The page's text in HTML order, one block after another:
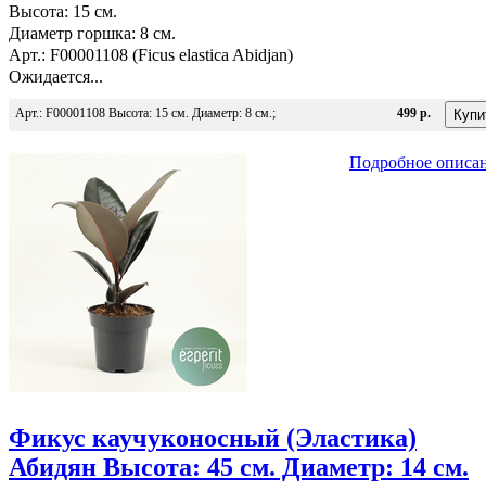
Высота: 15 см.
Диаметр горшка: 8 см.
Арт.: F00001108 (Ficus elastica Abidjan)
Ожидается...
Арт.: F00001108 Высота: 15 см. Диаметр: 8 см.; 499 р.
Подробное
Фикус каучуконосный (Эластика)
Абидян Высота: 45 см. Диаметр: 14 см.